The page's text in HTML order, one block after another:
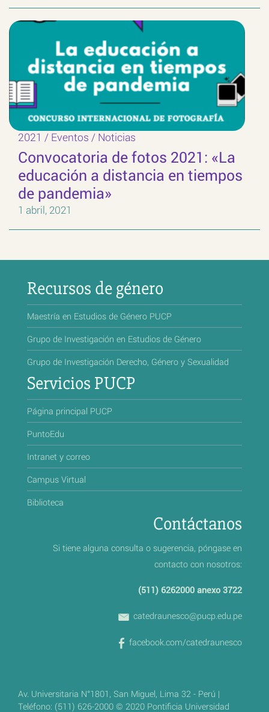
2021 / Eventos / Noticias
Convocatoria de fotos 2021: «La
educación a distancia en tiempos
de pandemia»
1 abril, 2021
Recursos de género
Maestría en Estudios de Género PUCP
Grupo de Investigación en Estudios de Género
Grupo de Investigación Derecho, Género y Sexualidad
Servicios PUCP
Página principal PUCP
PuntoEdu
Intranet y correo
Campus Virtual
Biblioteca
Contáctanos
Si tiene alguna consulta o sugerencia, póngase en
contacto con nosotros:
(511) 6262000 anexo 3722
catedraunesco@pucp.edu.pe
facebook.com/catedraunesco
Av. Universitaria N°1801, San Miguel, Lima 32 - Perú |
Teléfono: (511) 626-2000 © 2020 Pontificia Universidad